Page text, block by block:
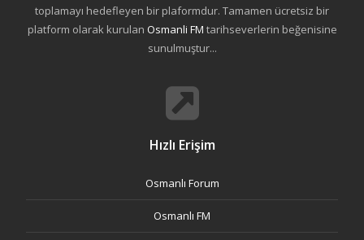
toplamayı hedefleyen bir plaformdur. Tamamen ücretsiz bir
platform olarak kurulan Osmanli FM tarihseverlerin beğenisine
sunulmuştur...
Hızlı Erişim
Osmanlı Forum
Osmanlı FM